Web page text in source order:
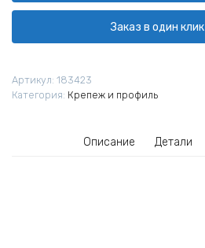
Soundguard
Vibro
Р
Заказ в один клик
Артикул: 183423
Категория: Крепеж и профиль
Описание Детали